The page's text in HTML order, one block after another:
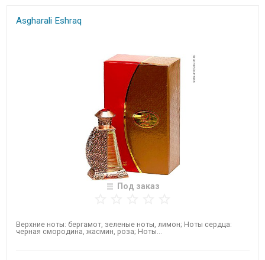
Asgharali Eshraq
Под заказ
​Верхние ноты: бергамот, зеленые ноты, лимон; Ноты сердца:
черная смородина, жасмин, роза; Ноты...